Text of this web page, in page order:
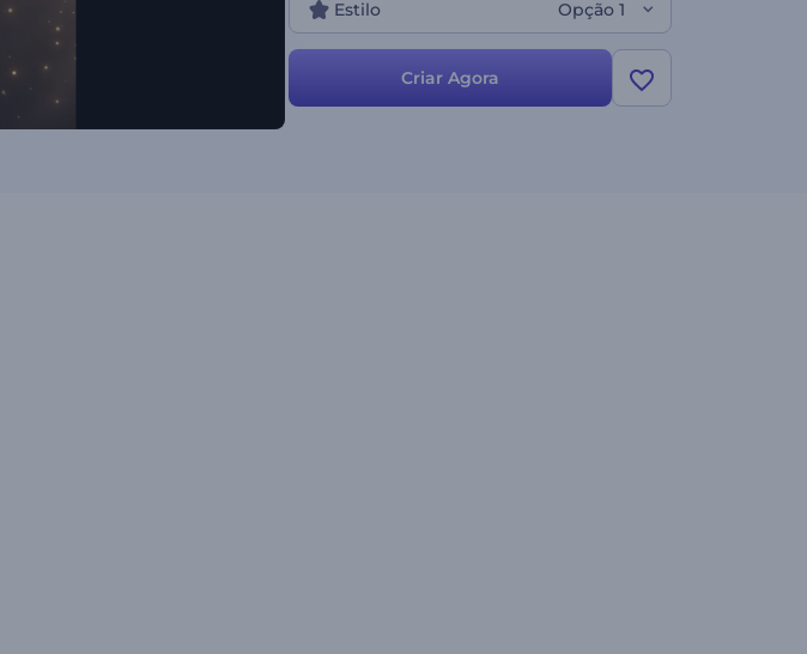
indicações, convites para cerimônias de premiação,
introduções e encerramentos especiais.
Experimente agora!"
Estilo Opção 1
Criar Agora